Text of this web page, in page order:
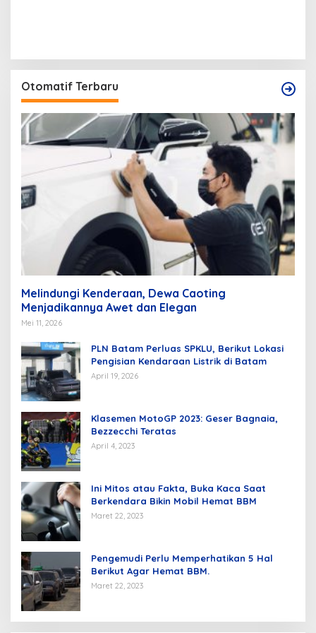
Otomatif Terbaru
Melindungi Kenderaan, Dewa Caoting
Menjadikannya Awet dan Elegan
Mei 11, 2026
PLN Batam Perluas SPKLU, Berikut Lokasi
Pengisian Kendaraan Listrik di Batam
April 19, 2026
Klasemen MotoGP 2023: Geser Bagnaia,
Bezzecchi Teratas
April 4, 2023
Ini Mitos atau Fakta, Buka Kaca Saat
Berkendara Bikin Mobil Hemat BBM
Maret 22, 2023
Pengemudi Perlu Memperhatikan 5 Hal
Berikut Agar Hemat BBM.
Maret 22, 2023